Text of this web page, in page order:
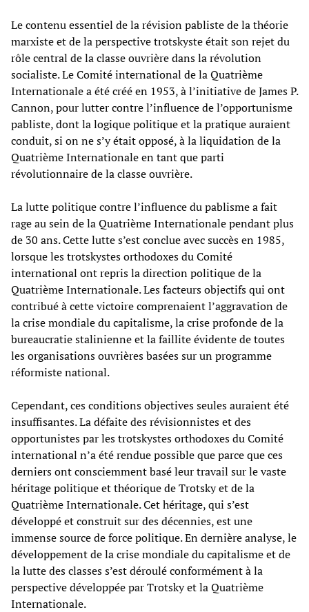
Le contenu essentiel de la révision pabliste de la théorie
marxiste et de la perspective trotskyste était son rejet du
rôle central de la classe ouvrière dans la révolution
socialiste. Le Comité international de la Quatrième
Internationale a été créé en 1953, à l’initiative de James P.
Cannon, pour lutter contre l’influence de l’opportunisme
pabliste, dont la logique politique et la pratique auraient
conduit, si on ne s’y était opposé, à la liquidation de la
Quatrième Internationale en tant que parti
révolutionnaire de la classe ouvrière.
La lutte politique contre l’influence du pablisme a fait
rage au sein de la Quatrième Internationale pendant plus
de 30 ans. Cette lutte s’est conclue avec succès en 1985,
lorsque les trotskystes orthodoxes du Comité
international ont repris la direction politique de la
Quatrième Internationale. Les facteurs objectifs qui ont
contribué à cette victoire comprenaient l’aggravation de
la crise mondiale du capitalisme, la crise profonde de la
bureaucratie stalinienne et la faillite évidente de toutes
les organisations ouvrières basées sur un programme
réformiste national.
Cependant, ces conditions objectives seules auraient été
insuffisantes. La défaite des révisionnistes et des
opportunistes par les trotskystes orthodoxes du Comité
international n’a été rendue possible que parce que ces
derniers ont consciemment basé leur travail sur le vaste
héritage politique et théorique de Trotsky et de la
Quatrième Internationale. Cet héritage, qui s’est
développé et construit sur des décennies, est une
immense source de force politique. En dernière analyse, le
développement de la crise mondiale du capitalisme et de
la lutte des classes s’est déroulé conformément à la
perspective développée par Trotsky et la Quatrième
Internationale.